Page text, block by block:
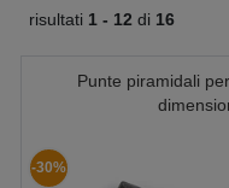
risultati 1 - 12 di 16
Punte piramidali
-30%